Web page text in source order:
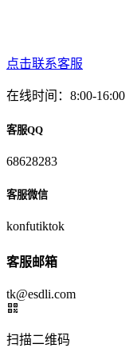
点击联系客服
在线时间：8:00-16:00
客服QQ
68628283
客服微信
konfutiktok
客服邮箱
tk@esdli.com
扫描二维码